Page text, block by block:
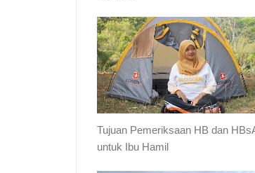
Tujuan Pemeriksaan HB dan
untuk Ibu Hamil